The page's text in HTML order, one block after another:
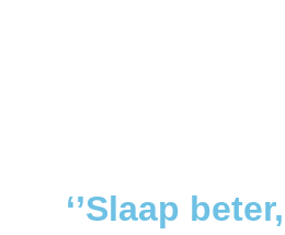
‘’Slaap